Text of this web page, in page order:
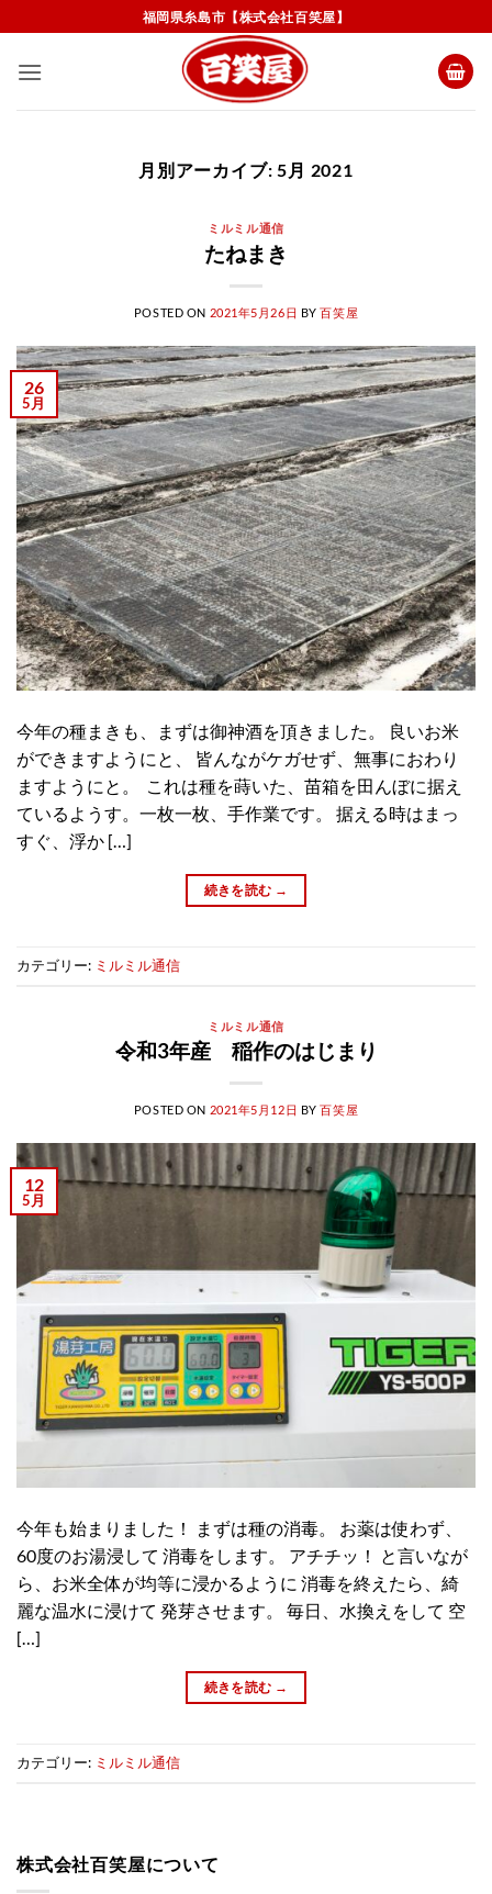
to
content
福岡県糸島市【株式会社百笑屋】
月別アーカイブ:5月 2021
ミルミル通信
たねまき
POSTED ON 2021年5月26日 BY百笑屋
26
5月
今年の種まきも、まずは御神酒を頂きました。 良いお米
ができますようにと、 皆んながケガせず、無事におわり
ますようにと。 これは種を蒔いた、苗箱を田んぼに据え
ているようす。一枚一枚、手作業です。 据える時はまっ
すぐ、浮か […]
続きを読む →
カテゴリー: ミルミル通信
ミルミル通信
令和3年産 稲作のはじまり
POSTED ON 2021年5月12日 BY百笑屋
12
5月
今年も始まりました！ まずは種の消毒。 お薬は使わず、
60度のお湯浸して 消毒をします。 アチチッ！ と言いなが
ら、お米全体が均等に浸かるように 消毒を終えたら、綺
麗な温水に浸けて 発芽させます。 毎日、水換えをして 空
[…]
続きを読む →
カテゴリー: ミルミル通信
株式会社百笑屋について